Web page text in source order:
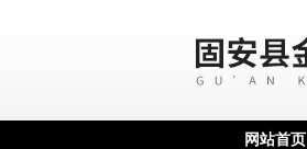
网站首页